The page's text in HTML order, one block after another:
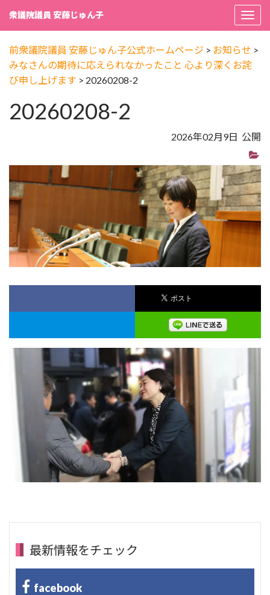
衆議院議員 安藤じゅん子
前衆議院議員 安藤じゅん子公式ホームページ > お知らせ >
みなさんの期待に応えられなかったこと 心より深くお詫
び申し上げます > 20260208-2
20260208-2
2026年02月9日 公開
最新情報をチェック
facebook